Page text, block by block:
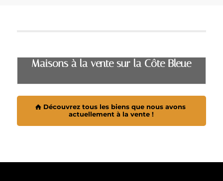
Maisons à la vente sur la Côte Bleue
Découvrez tous les biens que nous avons
actuellement à la vente !